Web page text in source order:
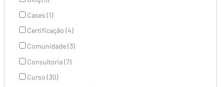
Cases (1)
Certificação (4)
Comunidade (3)
Consultoria (7)
Curso (30)